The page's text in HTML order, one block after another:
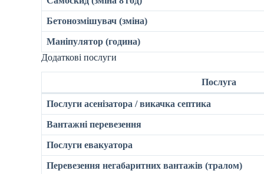
Бетонозмішувач (зміна)
Маніпулятор (година)
Додаткові послуги
Послуга
Послуги асенізатора / викачка септика
Вантажні перевезення
Послуги евакуатора
Перевезення негабаритних вантажів (тралом)